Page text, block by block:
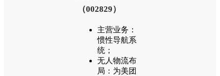
（002829）‌
主营业务：
惯性导航系
统；
无人物流布
局：为美团